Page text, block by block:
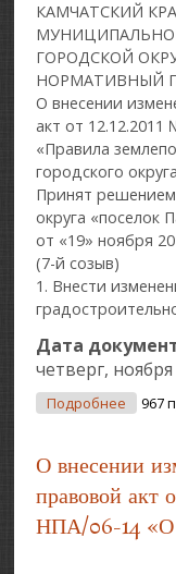
КАМЧАТСКИЙ
ГОРОДСКОЙ
НОРМАТИВНЫЙ
О внесении
акт от 12.12.2011
«Правила
городского
Принят решением
округа «поселок
от «19» ноября
(7-й созыв)
1. Внести
Дата
четверг,
Подробнее О О
967
О внесении
правовой акт
НПА/06-14 «О